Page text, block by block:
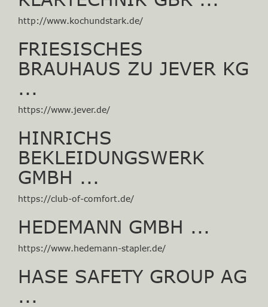
http://www.kochundstark.de/
FRIESISCHES
BRAUHAUS ZU JEVER KG
...
https://www.jever.de/
HINRICHS
BEKLEIDUNGSWERK
GMBH ...
https://club-of-comfort.de/
HEDEMANN GMBH ...
https://www.hedemann-stapler.de/
HASE SAFETY GROUP AG
...